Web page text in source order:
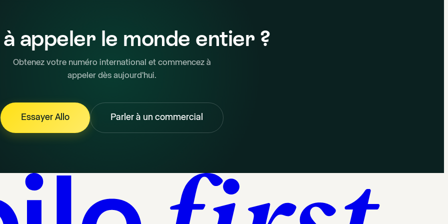
appeler le monde entier ?
Obtenez votre numéro international et commencez à
appeler dès aujourd'hui.
Essayer Allo Parler à un commercial